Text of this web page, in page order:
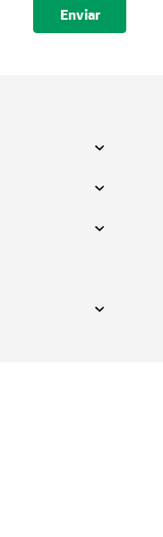
Submeter